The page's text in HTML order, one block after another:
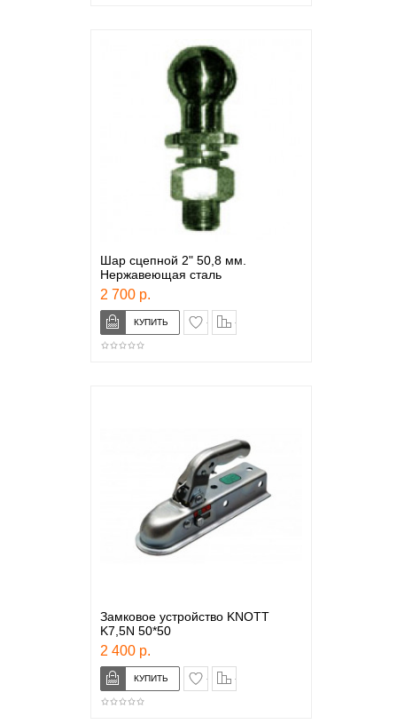
Шар сцепной 2" 50,8 мм.
Нержавеющая сталь
2 700 р.
в закладки
Замковое устройство KNOTT
K7,5N 50*50
2 400 р.
в закладки